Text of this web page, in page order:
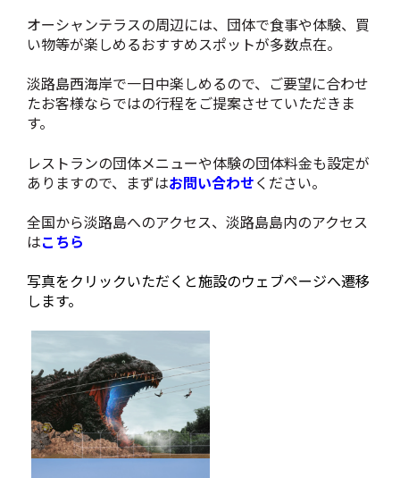
オーシャンテラスの周辺には、団体で食事や体験、買
い物等が楽しめるおすすめスポットが多数点在。
淡路島西海岸で一日中楽しめるので、ご要望に合わせ
たお客様ならではの行程をご提案させていただきま
す。
レストランの団体メニューや体験の団体料金も設定が
ありますので、まずはお問い合わせください。
全国から淡路島へのアクセス、淡路島島内のアクセス
はこちら
写真をクリックいただくと施設のウェブページへ遷移
します。